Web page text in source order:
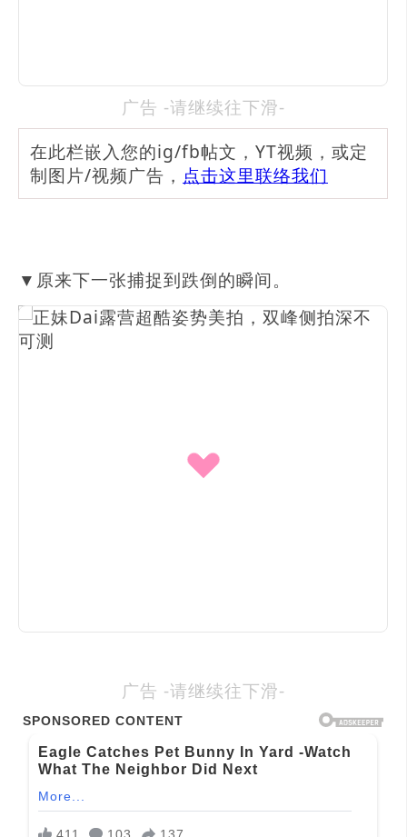
广告 -请继续往下滑-
在此栏嵌入您的ig/fb帖文，YT视频，或定
制图片/视频广告， 点击这里联络我们
▼原来下一张捕捉到跌倒的瞬间。
广告 -请继续往下滑-